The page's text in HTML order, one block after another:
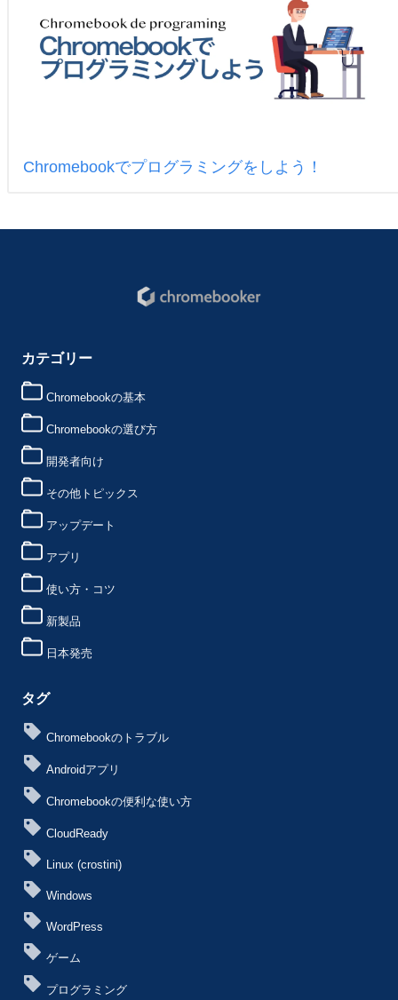
Chromebookでプログラミングをしよう！
カテゴリー
Chromebookの基本
Chromebookの選び方
開発者向け
その他トピックス
アップデート
アプリ
使い方・コツ
新製品
日本発売
タグ
Chromebookのトラブル
Androidアプリ
Chromebookの便利な使い方
CloudReady
Linux (crostini)
Windows
WordPress
ゲーム
プログラミング